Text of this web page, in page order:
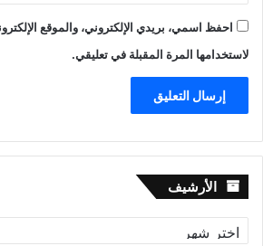
احفظ اسمي، بريدي الإلكتروني، والموقع
لاستخدامها المرة المقبلة في تعليقي.
الأرشيف الأرشيف